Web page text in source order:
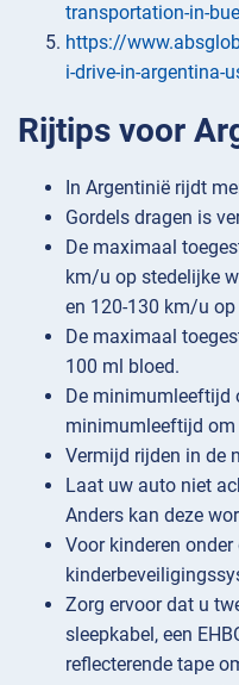
transportation-in-
https://
i-drive-in-argentina-
Rijtips voor
In Argentinië rijdt
Gordels dragen is
De maximaal
km/u op stedelijke
en 120-130 km/u op
De maximaal
100 ml bloed.
De minimumleeftijd
minimumleeftijd om
Vermijd rijden in de
Laat uw auto niet
Anders kan deze
Voor kinderen
Zorg ervoor dat u
sleepkabel, een
reflecterende tape